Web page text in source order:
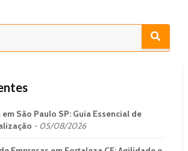
São Paulo SP: Guia Essencial de
05/08/2026